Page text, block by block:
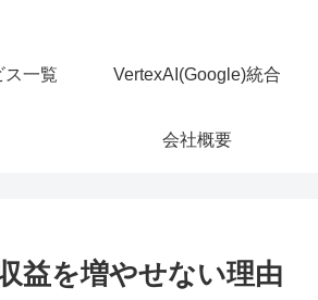
ス一覧 VertexAI(Google)統合
会社概要
益を増やせない理由